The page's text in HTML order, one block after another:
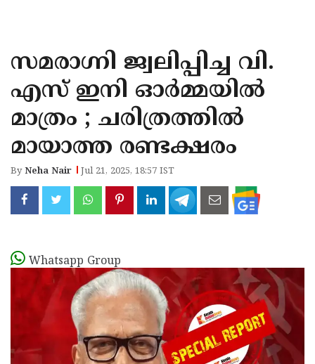
KANNUR
KASARAGOD
സമരാഗ്നി ജ്വലിപ്പിച്ച വി.
എസ് ഇനി ഓർമ്മയിൽ
മാത്രം ; ചരിത്രത്തിൽ
മായാത്ത രണ്ടക്ഷരം
ByNeha Nair Jul 21, 2025, 18:57 IST
Whatsapp Group